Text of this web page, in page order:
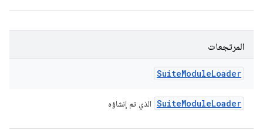
المرتجعات
SuiteModuleLoader
SuiteModuleLoader الذي تم إنشاؤه